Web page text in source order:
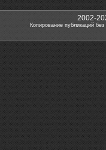
2002-
Копирование публикаций